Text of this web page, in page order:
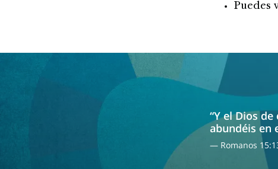
Puedes
“Y el Dios
abundéis en
— Romanos